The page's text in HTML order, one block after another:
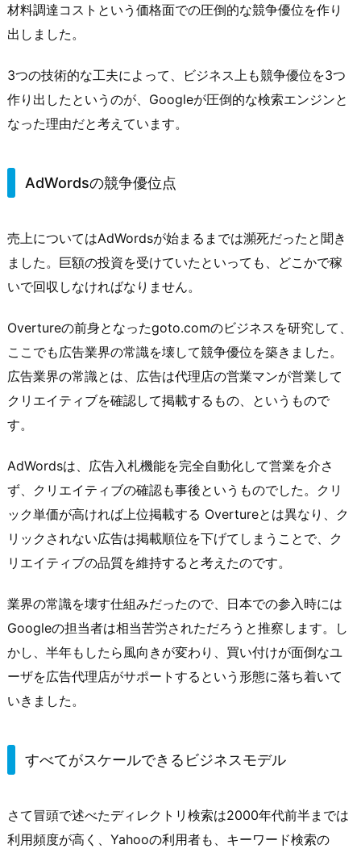
材料調達コストという価格面での圧倒的な競争優位を作り
出しました。
3つの技術的な工夫によって、ビジネス上も競争優位を3つ
作り出したというのが、Googleが圧倒的な検索エンジンと
なった理由だと考えています。
AdWordsの競争優位点
売上についてはAdWordsが始まるまでは瀕死だったと聞き
ました。巨額の投資を受けていたといっても、どこかで稼
いで回収しなければなりません。
Overtureの前身となったgoto.comのビジネスを研究して、
ここでも広告業界の常識を壊して競争優位を築きました。
広告業界の常識とは、広告は代理店の営業マンが営業して
クリエイティブを確認して掲載するもの、というもので
す。
AdWordsは、広告入札機能を完全自動化して営業を介さ
ず、クリエイティブの確認も事後というものでした。クリ
ック単価が高ければ上位掲載する Overtureとは異なり、ク
リックされない広告は掲載順位を下げてしまうことで、ク
リエイティブの品質を維持すると考えたのです。
業界の常識を壊す仕組みだったので、日本での参入時には
Googleの担当者は相当苦労されただろうと推察します。し
かし、半年もしたら風向きが変わり、買い付けが面倒なユ
ーザを広告代理店がサポートするという形態に落ち着いて
いきました。
すべてがスケールできるビジネスモデル
さて冒頭で述べたディレクトリ検索は2000年代前半までは
利用頻度が高く、Yahooの利用者も、キーワード検索の